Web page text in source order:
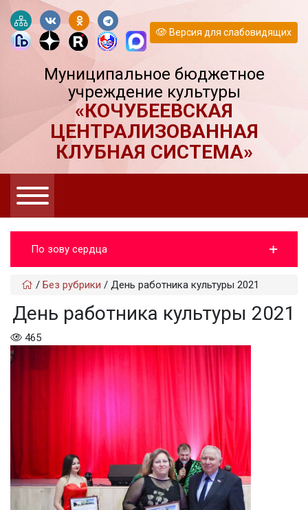
Версия для слабовидящих
Муниципальное бюджетное
учреждение культуры
«КОЧУБЕЕВСКАЯ
ЦЕНТРАЛИЗОВАННАЯ
КЛУБНАЯ СИСТЕМА»
По зову сердца
/ Без рубрики / День работника культуры 2021
День работника культуры 2021
465